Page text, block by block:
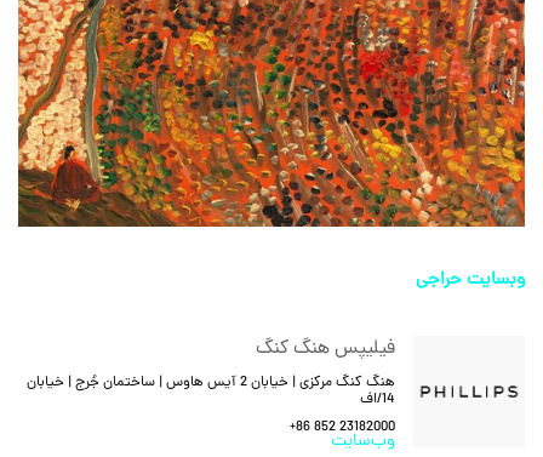
وبسایت حراجی
فیلیپس هنگ کنگ
هنگ کنگ مرکزی | خیابان 2 آیس هاوس | ساختمان جُرج | خیابان
14/اف
+86 852 23182000
وب‌سایت